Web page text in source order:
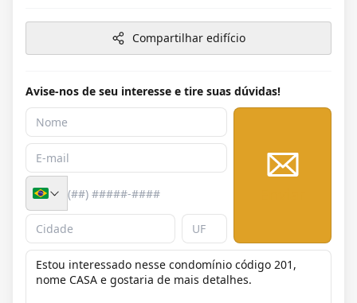
Compartilhar edifício
Avise-nos de seu interesse e tire suas dúvidas!